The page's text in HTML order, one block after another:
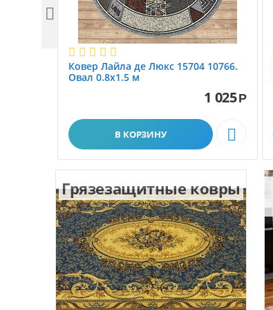
Ковер Лайла де Люкс 15704 10766.
Овал 0.8x1.5 м
1 025Р
В КОРЗИНУ 

Грязезащитные ковры